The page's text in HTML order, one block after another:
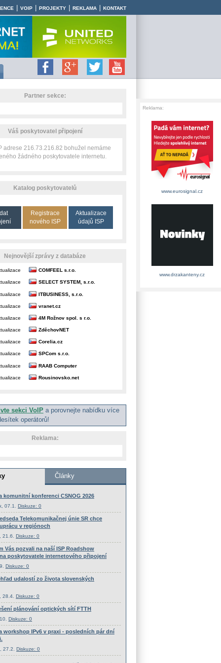
VOIP PROJEKTY REKLAMA KONTAKT
Partner sekce:
Váš poskytovatel připojení
adrese 216.73.216.82 bohužel nemáme
žádného poskytovatele internetu.
Katalog poskytovatelů
Registrace
nového ISP
Aktualizace
údajů ISP
Nejnovější zprávy z databáze
COMFEEL s.r.o.
SELECT SYSTEM, s.r.o.
ITBUSINESS, s.r.o.
vranet.cz
4M Rožnov spol. s r.o.
ZděchovNET
Corelia.cz
SPCom s.r.o.
RAAB Computer
Rousinovsko.net
sekci VoIP a porovnejte nabídku více
operátorů!
Reklama:
Reklama:
www.eurosignal.cz
www.drzakanteny.cz